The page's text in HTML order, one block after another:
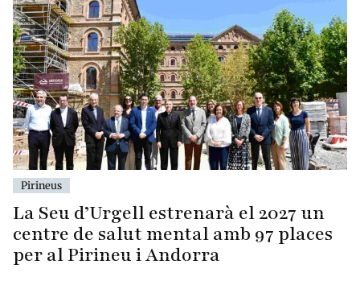
Pirineus
La Seu d’Urgell estrenarà el 2027 un
centre de salut mental amb 97 places
per al Pirineu i Andorra